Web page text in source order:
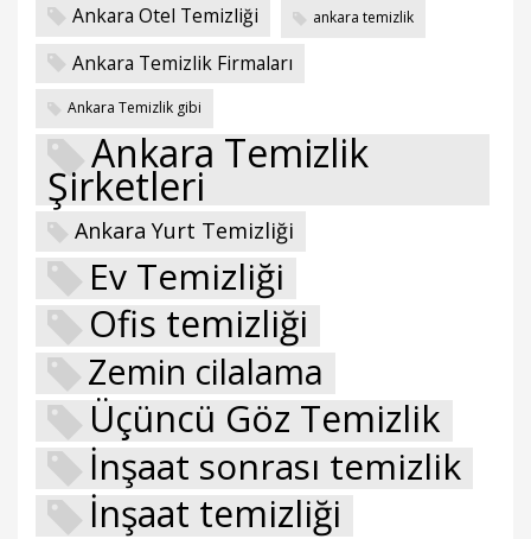
Ankara Otel Temizliği ankara temizlik
Ankara Temizlik Firmaları
Ankara Temizlik gibi
Ankara Temizlik
Şirketleri
Ankara Yurt Temizliği
Ev Temizliği
Ofis temizliği
Zemin cilalama
Üçüncü Göz Temizlik
İnşaat sonrası temizlik
İnşaat temizliği